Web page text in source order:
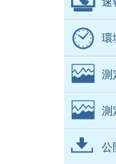
環
測
測
公